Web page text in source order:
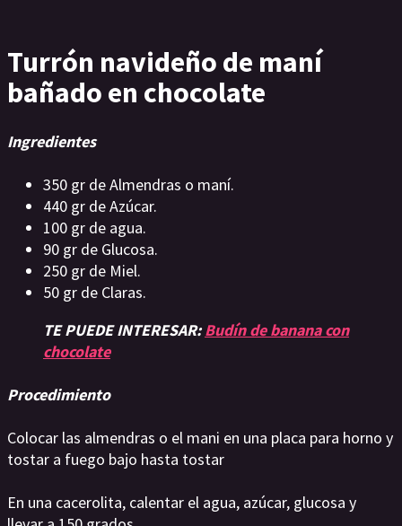
Turrón navideño de maní
bañado en chocolate
Ingredientes
350 gr de Almendras o maní.
440 gr de Azúcar.
100 gr de agua.
90 gr de Glucosa.
250 gr de Miel.
50 gr de Claras.
TE PUEDE INTERESAR:Budín de banana con
chocolate
Procedimiento
Colocar las almendras o el mani en una placa para horno y
tostar a fuego bajo hasta tostar
En una cacerolita, calentar el agua, azúcar, glucosa y